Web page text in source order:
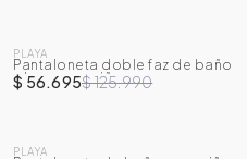
-55%
PLAYA
Pantaloneta doble faz de baño
playa para niño
$ 56.695$ 125.990
PLAYA